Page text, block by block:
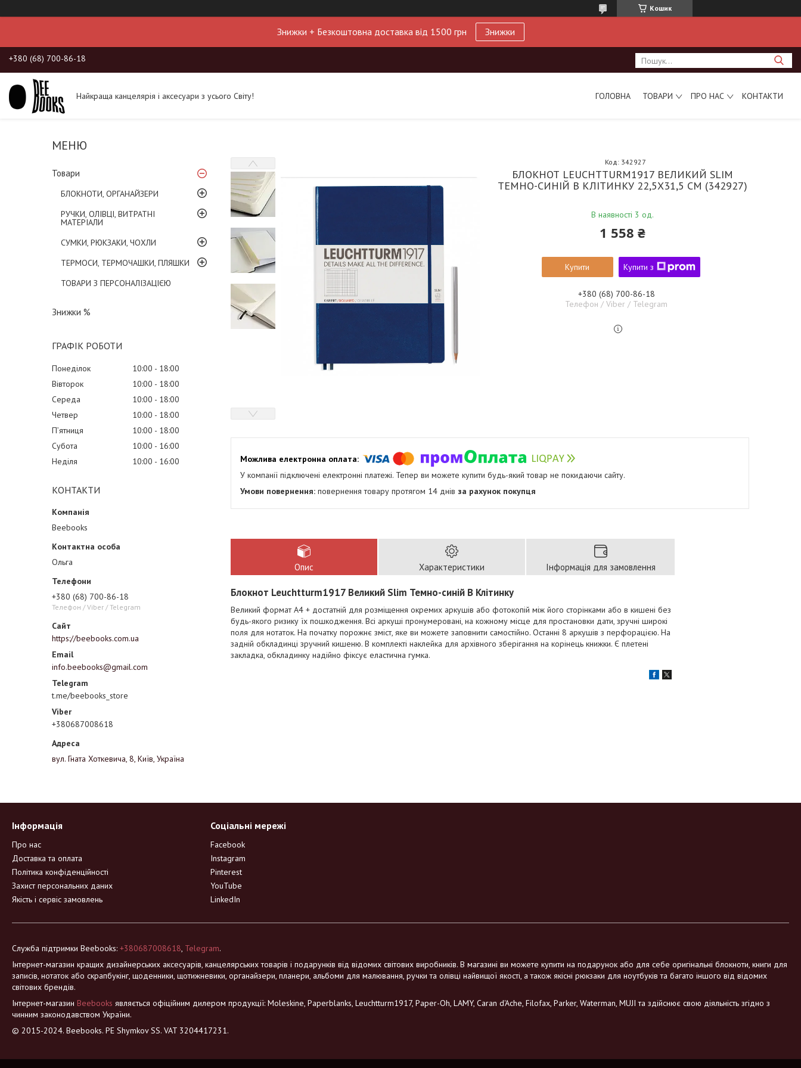
Кошик
Знижки + Безкоштовна доставка від 1500 грн Знижки
+380 (68) 700-86-18
Найкраща канцелярія і аксесуари з усього Світу! ГОЛОВНА ТОВАРИ ПРО НАС КОНТАКТИ
Товари
БЛОКНОТИ, ОРГАНАЙЗЕРИ
РУЧКИ, ОЛІВЦІ, ВИТРАТНІ
МАТЕРІАЛИ
СУМКИ, РЮКЗАКИ, ЧОХЛИ
ТЕРМОСИ, ТЕРМОЧАШКИ, ПЛЯШКИ
ТОВАРИ З ПЕРСОНАЛІЗАЦІЄЮ
Знижки %
ГРАФІК РОБОТИ
Понеділок 10:00
18:00
Вівторок
10:00
18:00
Середа
10:00
18:00
Четвер
10:00
18:00
Пʼятниця
10:00
18:00
Субота
10:00
16:00
Неділя
10:00 16:00
КОНТАКТИ
Beebooks
Ольга
+380 (68) 700-86-18
Телефон / Viber / Telegram
https://beebooks.com.ua
info.beebooks@gmail.com
t.me/beebooks_store
+380687008618
вул. Гната Хоткевича, 8, Київ, Україна
БЛОКНОТ LEUCHTTURM1917 ВЕЛИКИЙ SLIM
ТЕМНО-СИНІЙ В КЛІТИНКУ 22,5Х31,5 СМ (342927)
В наявності 3 од.
Код: 342927
1 558 ₴
Купити Купити з
+380 (68) 700-86-18
Телефон / Viber / Telegram
У компанії підключені електронні платежі. Тепер ви можете купити будь-який товар не покидаючи сайту.
повернення товару протягом 14 днів за рахунок покупця
Опис Характеристики Інформація для замовлення
Блокнот Leuchtturm1917 Великий Slim Темно-синій В Клітинку
Великий формат А4 + достатній для розміщення окремих аркушів або фотокопій між його сторінками або в кишені без
будь-якого ризику їх пошкодження. Всі аркуші пронумеровані, на кожному місце для простановки дати, зручні широкі
поля для нотаток. На початку порожнє зміст, яке ви можете заповнити самостійно. Останні 8 аркушів з перфорацією. На
задній обкладинці зручний кишеню. В комплекті наклейка для архівного зберігання на корінець книжки. Є плетені
закладка, обкладинку надійно фіксує еластична гумка.
Інформація
Про нас
Доставка та оплата
Політика конфіденційності
Захист персональних даних
Якість і сервіс замовлень
Соціальні мережі
Facebook
Instagram
Pinterest
YouTube
LinkedIn
Служба підтримки Beebooks: +380687008618, Telegram.
Інтернет-магазин кращих дизайнерських аксесуарів, канцелярських товарів і подарунків від відомих світових виробників. В магазині ви можете купити на подарунок або для себе оригінальні блокноти, книги для
записів, нотаток або скрапбукінг, щоденники, щотижневики, органайзери, планери, альбоми для малювання, ручки та олівці найвищої якості, а також якісні рюкзаки для ноутбуків та багато іншого від відомих
світових брендів.
Інтернет-магазин Beebooks являється офіційним дилером продукції: Moleskine, Paperblanks, Leuchtturm1917, Paper-Oh, LAMY, Caran d'Ache, Filofax, Parker, Waterman, MUJI та здійснює свою діяльність згідно з
чинним законодавством України.
© 2015-2024. Beebooks. PE Shymkov SS. VAT 3204417231.